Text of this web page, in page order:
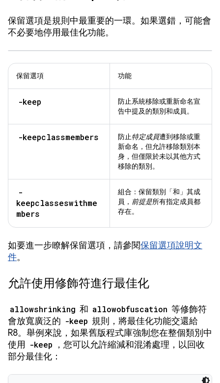
保留選項是規則中最重要的一環。如果選錯，可能會
不必要地停用最佳化功能。
保留選項 功能
-keep
防止系統移除或重新命名宣
告中提及的類別和成員。
-keepclassmembers 防止特定成員遭到移除或重
新命名，但允許移除類別本
身，但僅限於未以其他方式
移除的類別。
-
keepclasseswithme
mbers
組合：保留類別「和」 其成
員， 前提是所有指定成員都
存在。
如要進一步瞭解保留選項，請參閱保留選項說明文
件。
允許使用修飾符進行最佳化
allowshrinking 和 allowobfuscation 等修飾符
會放寬廣泛的 -keep 規則，將最佳化功能交還給
R8。舉例來說，如果舊版程式庫強制您在整個類別中
使用
-keep
，您可以允許縮減和混淆處理，以回收
部分最佳化：